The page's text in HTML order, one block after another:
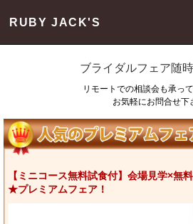
RUBY JACK'S
ブライダルフェア随
リモートでの相談会も承って
お気軽にお問合せ下
【ミニコース無料試食付】会場見学×無
★プレミアムフェア！